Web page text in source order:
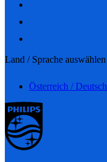
Land / Sprache auswählen
Österreich / Deutsch